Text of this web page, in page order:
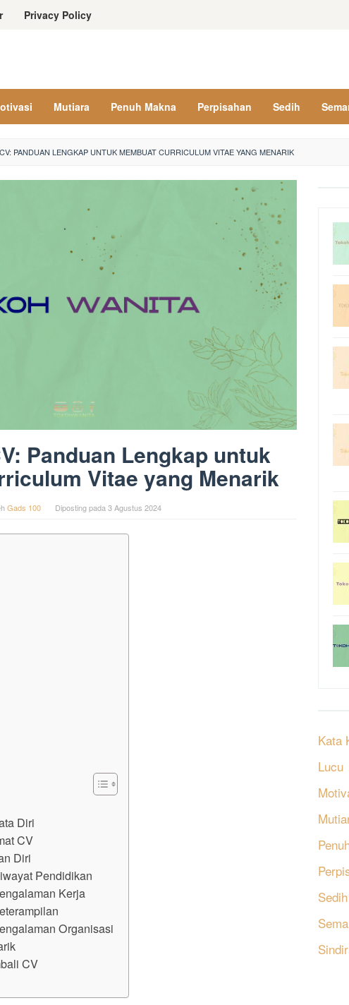
Privacy Policy
Mutiara Penuh Makna Perpisahan Sedih
PANDUAN LENGKAP UNTUK MEMBUAT CURRICULUM VITAE YANG MENARIK
Panduan Lengkap untuk
Vitae yang Menarik
Gads 100 Diposting pada 3 Agustus 2024
Diri
CV
Diri
Pendidikan
Kerja
Organisasi
CV
Kata
Lucu
Sedih